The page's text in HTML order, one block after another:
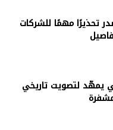
تحذيرًا مهمًا للشركات
يمهّد لتصويت تاريخي